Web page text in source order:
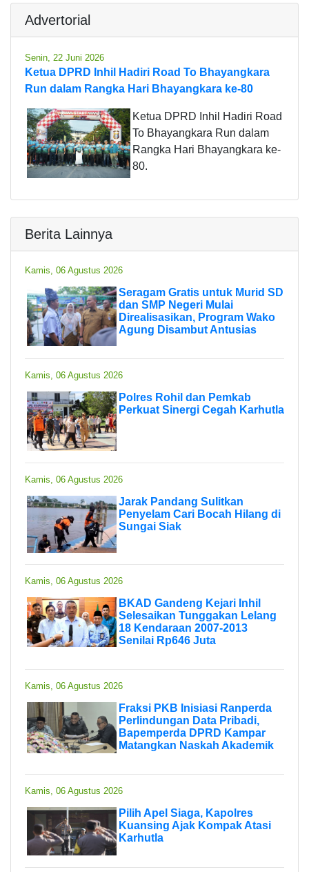
Advertorial
Senin, 22 Juni 2026
Ketua DPRD Inhil Hadiri Road To Bhayangkara
Run dalam Rangka Hari Bhayangkara ke-80
Ketua DPRD Inhil Hadiri Road
To Bhayangkara Run dalam
Rangka Hari Bhayangkara ke-
80.
Berita Lainnya
Kamis, 06 Agustus 2026
Seragam Gratis untuk Murid SD
dan SMP Negeri Mulai
Direalisasikan, Program Wako
Agung Disambut Antusias
Kamis, 06 Agustus 2026
Polres Rohil dan Pemkab
Perkuat Sinergi Cegah Karhutla
Kamis, 06 Agustus 2026
Jarak Pandang Sulitkan
Penyelam Cari Bocah Hilang di
Sungai Siak
Kamis, 06 Agustus 2026
BKAD Gandeng Kejari Inhil
Selesaikan Tunggakan Lelang
18 Kendaraan 2007-2013
Senilai Rp646 Juta
Kamis, 06 Agustus 2026
Fraksi PKB Inisiasi Ranperda
Perlindungan Data Pribadi,
Bapemperda DPRD Kampar
Matangkan Naskah Akademik
Kamis, 06 Agustus 2026
Pilih Apel Siaga, Kapolres
Kuansing Ajak Kompak Atasi
Karhutla